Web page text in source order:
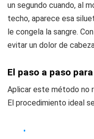
un segundo cuando, al
techo, aparece esa
le congela la sangre.
evitar un dolor de
El paso a paso
Aplicar este método no
El procedimiento ideal